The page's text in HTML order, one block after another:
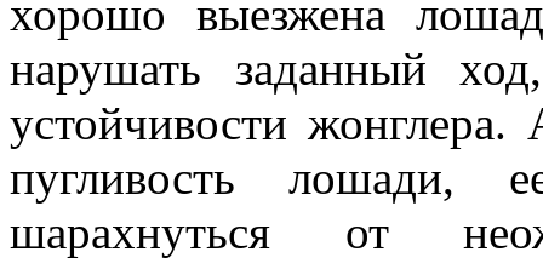
хорошо выезжена
нарушать заданный
устойчивости жонглера.
пугливость лошади,
шарахнуться от